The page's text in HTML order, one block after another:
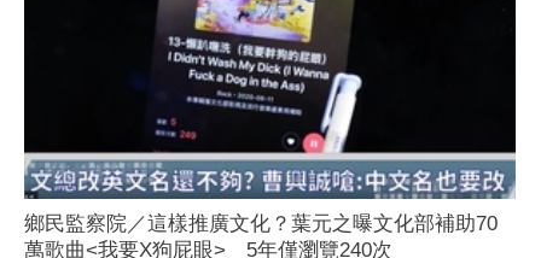
鄉民監察院／這樣推廣文化？葉元之曝文化部補助70
萬歌曲<我要X狗屁眼> 5年僅瀏覽240次